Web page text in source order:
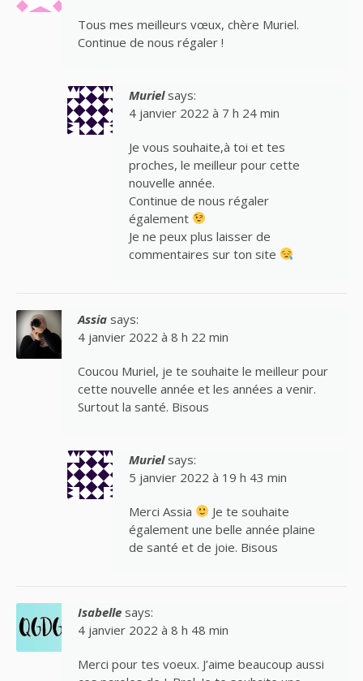
Tous mes meilleurs vœux, chère Muriel.
Continue de nous régaler !
Muriel says:
4 janvier 2022 à 7 h 24 min
Je vous souhaite,à toi et tes
proches, le meilleur pour cette
nouvelle année.
Continue de nous régaler
également
Je ne peux plus laisser de
commentaires sur ton site
Assia says:
4 janvier 2022 à 8 h 22 min
Coucou Muriel, je te souhaite le meilleur pour
cette nouvelle année et les années a venir.
Surtout la santé. Bisous
Muriel says:
5 janvier 2022 à 19 h 43 min
Merci Assia
Je te souhaite
également une belle année plaine
de santé et de joie. Bisous
Isabelle says:
4 janvier 2022 à 8 h 48 min
Merci pour tes voeux. J’aime beaucoup aussi